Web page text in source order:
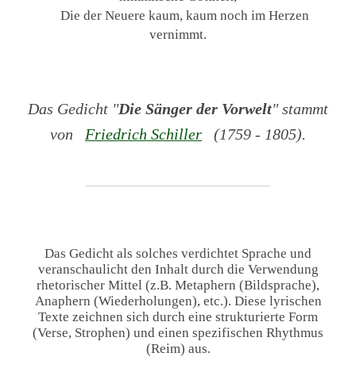
Die der Neuere kaum, kaum noch im Herzen
vernimmt.
Das Gedicht "Die Sänger der Vorwelt" stammt
von
Friedrich Schiller (1759 - 1805).
Das Gedicht als solches verdichtet Sprache und
veranschaulicht den Inhalt durch die Verwendung
rhetorischer Mittel (z.B. Metaphern (Bildsprache),
Anaphern (Wiederholungen), etc.). Diese lyrischen
Texte zeichnen sich durch eine strukturierte Form
(Verse, Strophen) und einen spezifischen Rhythmus
(Reim) aus.